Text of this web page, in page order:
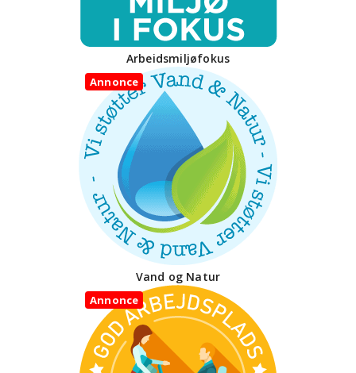
Arbeidsmiljøfokus
Annonce
Vand og Natur
Annonce